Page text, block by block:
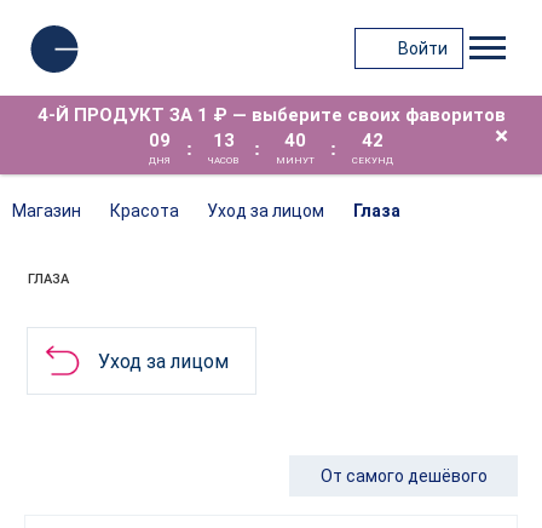
Войти
4-Й ПРОДУКТ ЗА 1 ₽ — выберите своих фаворитов
09
ДНЯ
: 13
ЧАСОВ
: 40
МИНУТ
: 42
СЕКУНД
×
Магазин Красота Уход за лицом Глаза
ГЛАЗА
Уход за лицом
От самого дешёвого